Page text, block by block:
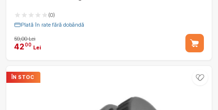
(0)
Plată în rate fără dobândă
59,00 Lei
4200 Lei
ÎN STOC